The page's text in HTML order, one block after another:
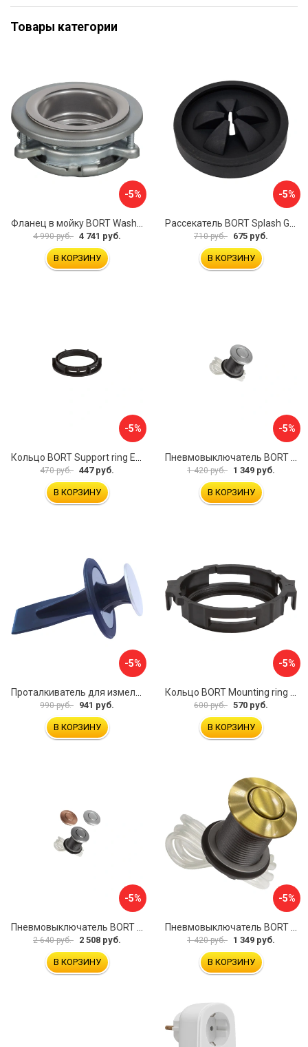
Товары категории
-5%
4 990 руб. 4 741 руб.
В КОРЗИНУ
-5%
710 руб. 675 руб.
В КОРЗИНУ
-5%
Кольцо BORT Support ring Eco 93411034
470 руб. 447 руб.
В КОРЗИНУ
-5%
Пневмовыключатель BORT Air switch polish 93412130
1 420 руб. 1 349 руб.
В КОРЗИНУ
-5%
990 руб. 941 руб.
В КОРЗИНУ
-5%
600 руб. 570 руб.
В КОРЗИНУ
-5%
2 640 руб. 2 508 руб.
В КОРЗИНУ
-5%
1 420 руб. 1 349 руб.
В КОРЗИНУ